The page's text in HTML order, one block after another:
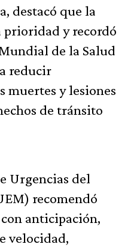
destacó que la
prioridad y recordó
de la Salud
reducir
muertes y lesiones
de tránsito
Urgencias del
recomendó
anticipación,
velocidad,